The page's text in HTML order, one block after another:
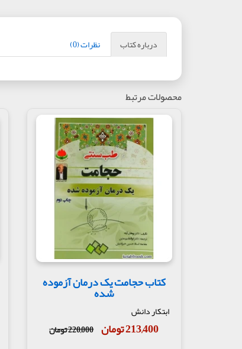
درباره کتاب نظرات (0)
محصولات مرتبط
کتاب حجامت یک درمان آزموده
شده
ابتکار دانش
213,400 تومان 220,000 تومان